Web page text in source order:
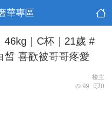
華專區
46kg｜C杯｜21歲 #
皙 喜歡被哥哥疼愛
楼主
99 0